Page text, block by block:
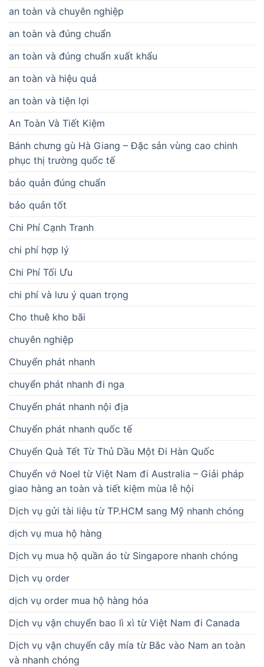
an toàn và chuyên nghiệp
an toàn và đúng chuẩn
an toàn và đúng chuẩn xuất khẩu
an toàn và hiệu quả
an toàn và tiện lợi
An Toàn Và Tiết Kiệm
Bánh chưng gù Hà Giang – Đặc sản vùng cao chinh
phục thị trường quốc tế
bảo quản đúng chuẩn
bảo quản tốt
Chi Phí Cạnh Tranh
chi phí hợp lý
Chi Phí Tối Ưu
chi phí và lưu ý quan trọng
Cho thuê kho bãi
chuyên nghiệp
Chuyển phát nhanh
chuyển phát nhanh đi nga
Chuyển phát nhanh nội địa
Chuyển phát nhanh quốc tế
Chuyển Quà Tết Từ Thủ Dầu Một Đi Hàn Quốc
Chuyển vớ Noel từ Việt Nam đi Australia – Giải pháp
giao hàng an toàn và tiết kiệm mùa lễ hội
Dịch vụ gửi tài liệu từ TP.HCM sang Mỹ nhanh chóng
dịch vụ mua hộ hàng
Dịch vụ mua hộ quần áo từ Singapore nhanh chóng
Dịch vụ order
dịch vụ order mua hộ hàng hóa
Dịch vụ vận chuyển bao lì xì từ Việt Nam đi Canada
Dịch vụ vận chuyển cây mía từ Bắc vào Nam an toàn
và nhanh chóng